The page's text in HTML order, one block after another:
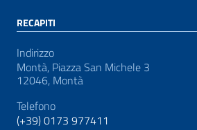
RECAPITI
Indirizzo
Montà, Piazza San Michele 3
12046, Montà
Telefono
(+39) 0173 977411